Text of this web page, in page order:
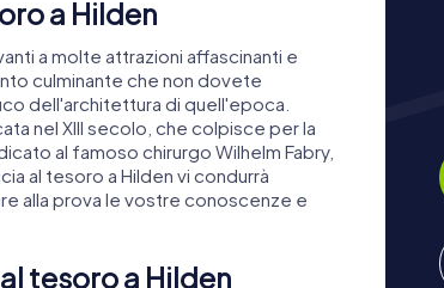
a Hilden
a molte attrazioni affascinanti e
culminante che non dovete
dell'architettura di quell'epoca.
nel XIII secolo, che colpisce per la
al famoso chirurgo Wilhelm Fabry,
al tesoro a Hilden vi condurrà
alla prova le vostre conoscenze e
tesoro a Hilden